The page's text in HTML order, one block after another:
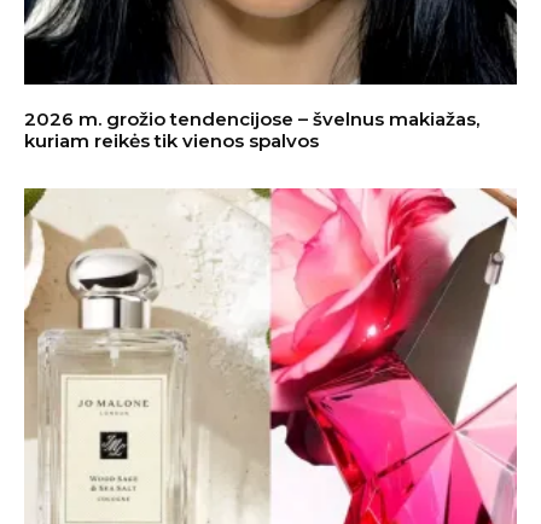
2026 m. grožio tendencijose – švelnus makiažas,
kuriam reikės tik vienos spalvos